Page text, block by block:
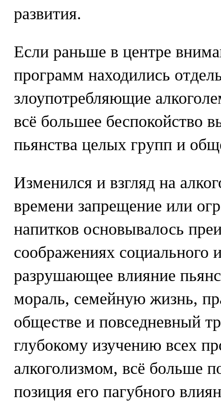
развития.
Если раньше в центре
программ находились
злоупотребляющие
всё большее беспокойство
пьянства целых групп и
Изменился и взгляд на
времени запрещение или
напитков основывалось
соображениях социального
разрушающее влияние
мораль, семейную жизнь,
обществе и повседневный
глубокому изучению всех
алкоголизмом, всё больше
позиция его пагубного